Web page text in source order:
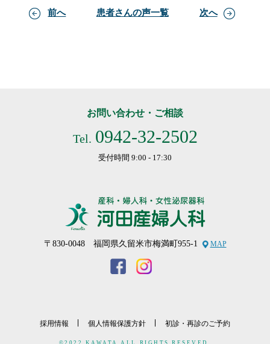
前へ 患者さんの声一覧 次へ
〒830-0048 福岡県久留米市梅満町955-1 MAP
お問い合わせ・ご相談
Tel. 0942-32-2502
受付時間 9:00 - 17:30
採用情報 個人情報保護方針 初診・再診のご予約
©2022 KAWATA ALL RIGHTS RESEVED.